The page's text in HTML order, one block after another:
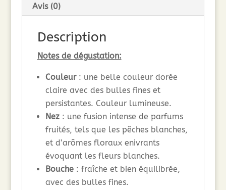
Avis (0)
Description
Notes de dégustation:
Couleur: une belle couleur dorée
claire avec des bulles fines et
persistantes. Couleur lumineuse.
Nez: une fusion intense de parfums
fruités, tels que les pêches blanches,
et d’arômes floraux enivrants
évoquant les fleurs blanches.
Bouche: fraîche et bien équilibrée,
avec des bulles fines.